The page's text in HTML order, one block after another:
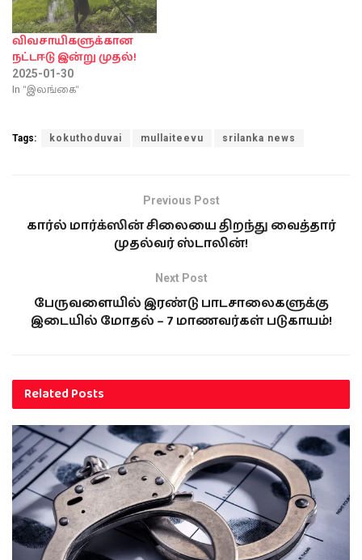
விவசாயிகளுக்கான
நட்டஈடு இன்று முதல்!
2025-01-30
In "இலங்கை"
Tags: kokuthoduvai mullaiteevu srilanka news
Previous Post
கார்ல் மார்க்ஸின் சிலையை திறந்து வைத்தார்
முதல்வர் ஸ்டாலின்!
Next Post
பேருவளையில் இரண்டு பாடசாலைகளுக்கு
இடையில் மோதல் – 7 மாணவர்கள் படுகாயம்!
RelatedPosts